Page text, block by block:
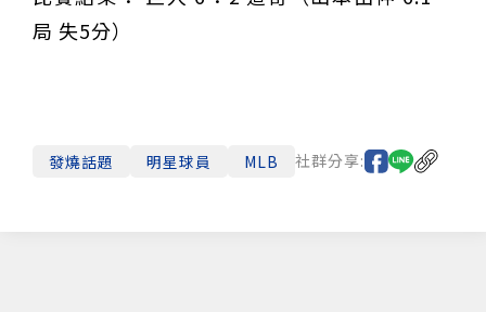
局 失5分）
發燒話題 明星球員 MLB 社群分享: